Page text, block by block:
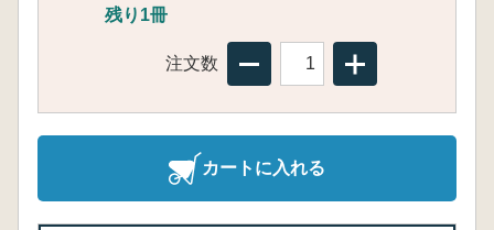
残り1冊
注文数
カートに入れる